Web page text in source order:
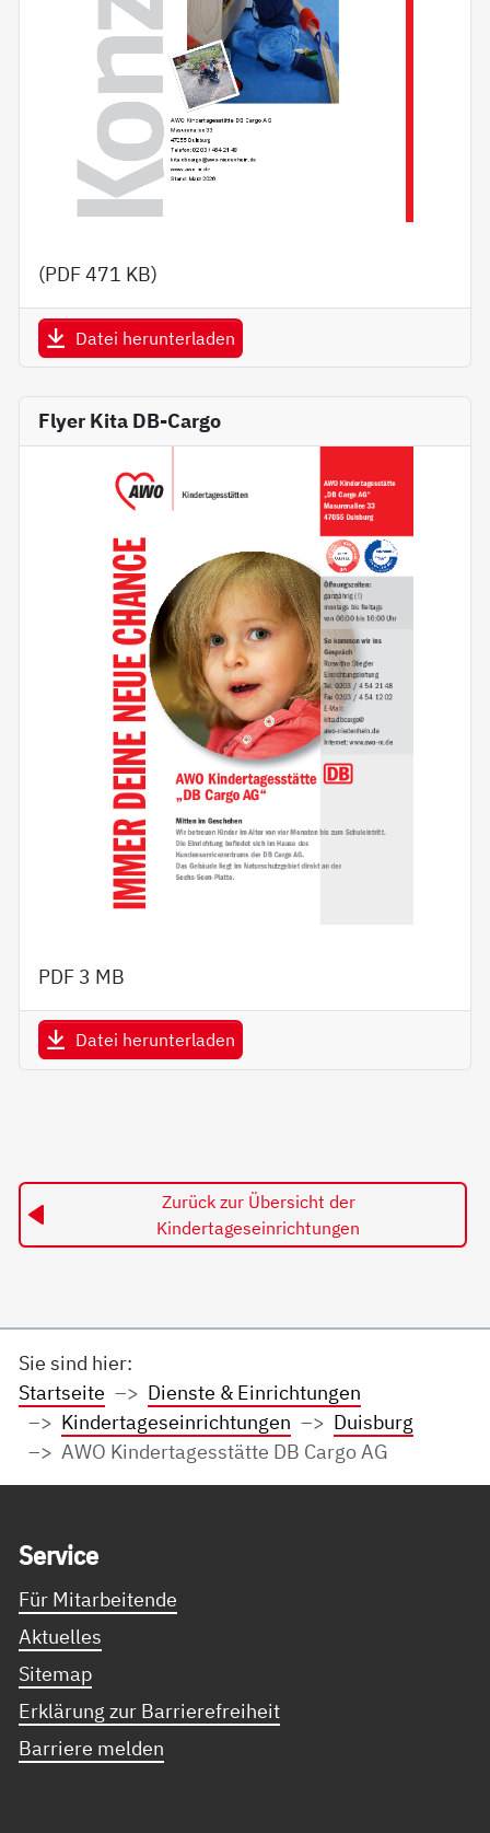
(PDF471 KB)
Datei herunterladen
Flyer Kita DB-Cargo
PDF 3 MB
Datei herunterladen
Zurück zur Übersicht der
Kindertageseinrichtungen
Sie sind hier:
Startseite
Dienste & Einrichtungen
Kindertageseinrichtungen
Duisburg
AWO Kindertagesstätte DB Cargo AG
Ser­vice
Für Mitarbeitende
Aktuelles
Sitemap
Erklärung zur Barrierefreiheit
Barriere melden